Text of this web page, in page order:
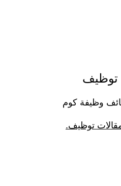
توظيف
وظيفة كوم
توظيف.